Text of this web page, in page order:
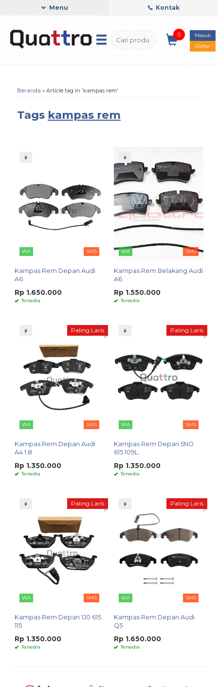
Menu Kontak
0
Masuk
Daftar
Beranda » Article tag in 'kampas rem'
Tags kampas rem
WA SMS
Kampas Rem Depan Audi
A6
Rp 1.650.000
Tersedia
WA SMS
Kampas Rem Belakang Audi
A6
Rp 1.550.000
Tersedia
Paling Laris
WA SMS
Kampas Rem Depan Audi
A4 1.8
Rp 1.350.000
Tersedia
Paling Laris
WA SMS
Kampas Rem Depan 5NO
615 109L
Rp 1.350.000
Tersedia
Paling Laris
WA SMS
Kampas Rem Depan 1J0 615
115
Rp 1.350.000
Tersedia
Paling Laris
WA SMS
Kampas Rem Depan Audi
Q5
Rp 1.650.000
Tersedia